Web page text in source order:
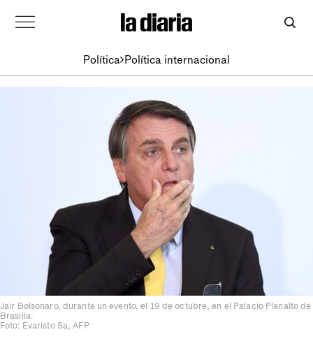
Política Política internacional
Jair Bolsonaro, durante un evento, el 19 de octubre, en el Palacio Planalto de
Brasilia.
Foto: Evaristo Sa, AFP